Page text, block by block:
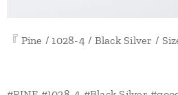
『 Pine / 1028-4 / Black Silver /